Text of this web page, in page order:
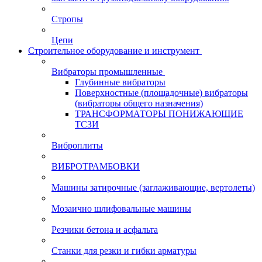
Стропы
Цепи
Строительное оборудование и инструмент
Вибраторы промышленные
Глубинные вибраторы
Поверхностные (площадочные) вибраторы
(вибраторы общего назначения)
ТРАНСФОРМАТОРЫ ПОНИЖАЮЩИЕ
ТСЗИ
Виброплиты
ВИБРОТРАМБОВКИ
Машины затирочные (заглаживающие, вертолеты)
Мозаично шлифовальные машины
Резчики бетона и асфальта
Станки для резки и гибки арматуры